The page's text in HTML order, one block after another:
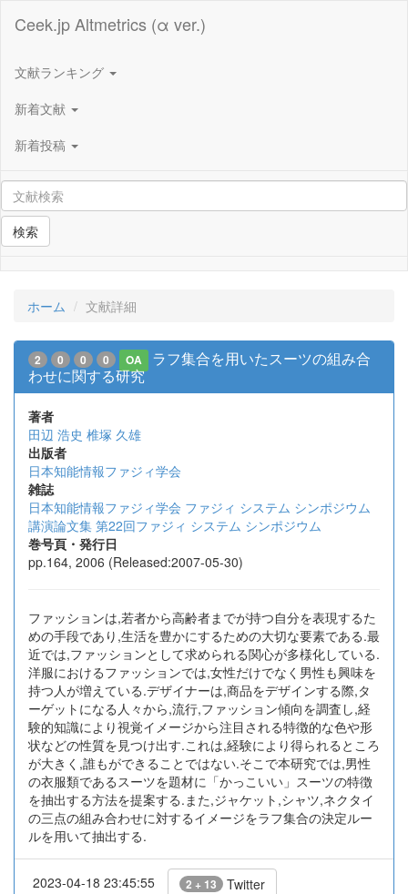
Ceek.jp Altmetrics (α ver.)
文献ランキング
新着文献
新着投稿
検索
ホーム 文献詳細
2 0 0 0 OA
ラフ集合を用いたスーツの組み合
わせに関する研究
著者
田辺 浩史 椎塚 久雄
出版者
日本知能情報ファジィ学会
雑誌
日本知能情報ファジィ学会 ファジィ システム シンポジウム
講演論文集 第22回ファジィ システム シンポジウム
巻号頁・発行日
pp.164, 2006 (Released:2007-05-30)
ファッションは,若者から高齢者までが持つ自分を表現するた
めの手段であり,生活を豊かにするための大切な要素である.最
近では,ファッションとして求められる関心が多様化している.
洋服におけるファッションでは,女性だけでなく男性も興味を
持つ人が増えている.デザイナーは,商品をデザインする際,タ
ーゲットになる人々から,流行,ファッション傾向を調査し,経
験的知識により視覚イメージから注目される特徴的な色や形
状などの性質を見つけ出す.これは,経験により得られるところ
が大きく,誰もができることではない.そこで本研究では,男性
の衣服類であるスーツを題材に「かっこいい」スーツの特徴
を抽出する方法を提案する.また,ジャケット,シャツ,ネクタイ
の三点の組み合わせに対するイメージをラフ集合の決定ルー
ルを用いて抽出する.
2023-04-18 23:45:55 2 + 13 Twitter